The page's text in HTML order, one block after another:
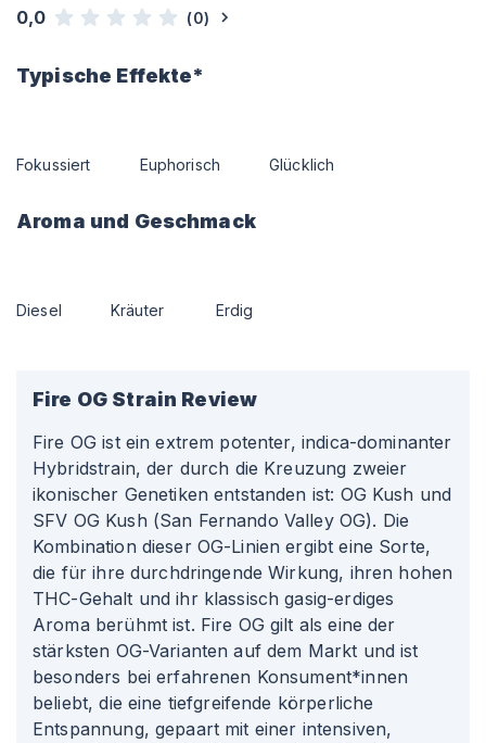
0,0 (0)
Typische Effekte*
Fokussiert Euphorisch Glücklich
Aroma und Geschmack
Diesel Kräuter Erdig
Fire OG Strain Review
Fire OG ist ein extrem potenter, indica-dominanter
Hybridstrain, der durch die Kreuzung zweier
ikonischer Genetiken entstanden ist: OG Kush und
SFV OG Kush (San Fernando Valley OG). Die
Kombination dieser OG-Linien ergibt eine Sorte,
die für ihre durchdringende Wirkung, ihren hohen
THC-Gehalt und ihr klassisch gasig-erdiges
Aroma berühmt ist. Fire OG gilt als eine der
stärksten OG-Varianten auf dem Markt und ist
besonders bei erfahrenen Konsument*innen
beliebt, die eine tiefgreifende körperliche
Entspannung, gepaart mit einer intensiven,